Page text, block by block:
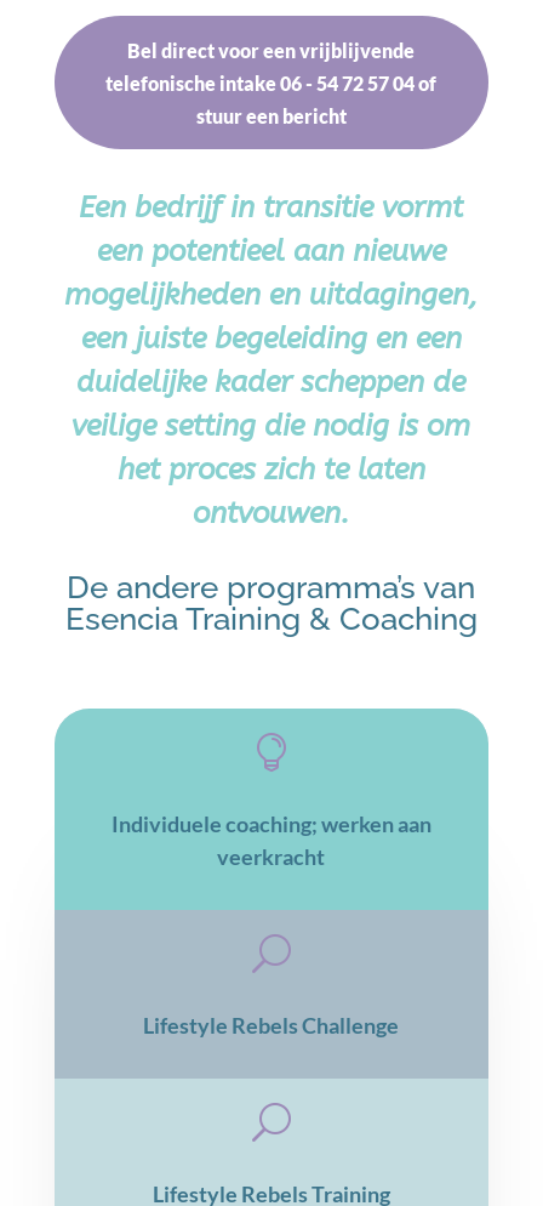
Bel direct voor een vrijblijvende
telefonische intake 06 - 54 72 57 04 of
stuur een bericht
Een bedrijf in transitie vormt
een potentieel aan nieuwe
mogelijkheden en uitdagingen,
een juiste begeleiding en een
duidelijke kader scheppen de
veilige setting die nodig is om
het proces zich te laten
ontvouwen.
De andere programma’s van
Esencia Training & Coaching

Individuele coaching; werken aan
veerkracht
U
Lifestyle Rebels Challenge
U
Lifestyle Rebels Training